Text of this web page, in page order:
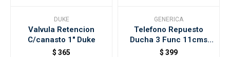
DUKE
Valvula Retencion
C/canasto 1" Duke
$ 365
GENERICA
Telefono Repuesto
Ducha 3 Func 11cms
Gigante
$ 399